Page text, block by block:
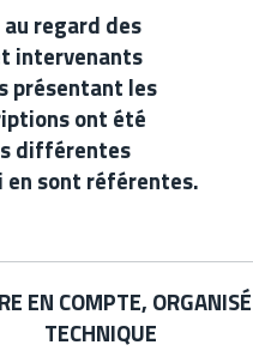
regard des
intervenants
présentant les
ont été
différentes
sont référentes.
EN COMPTE,
TECHNIQUE